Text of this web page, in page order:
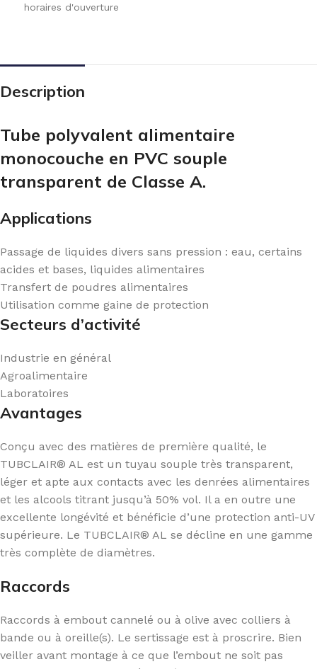
horaires d'ouverture
Description
Tube polyvalent alimentaire
monocouche en PVC souple
transparent de Classe A.
Applications
Passage de liquides divers sans pression : eau, certains
acides et bases, liquides alimentaires
Transfert de poudres alimentaires
Utilisation comme gaine de protection
Secteurs d’activité
Industrie en général
Agroalimentaire
Laboratoires
Avantages
Conçu avec des matières de première qualité, le
TUBCLAIR® AL est un tuyau souple très transparent,
léger et apte aux contacts avec les denrées alimentaires
et les alcools titrant jusqu’à 50% vol. Il a en outre une
excellente longévité et bénéficie d’une protection anti-UV
supérieure. Le TUBCLAIR® AL se décline en une gamme
très complète de diamètres.
Raccords
Raccords à embout cannelé ou à olive avec colliers à
bande ou à oreille(s). Le sertissage est à proscrire. Bien
veiller avant montage à ce que l’embout ne soit pas